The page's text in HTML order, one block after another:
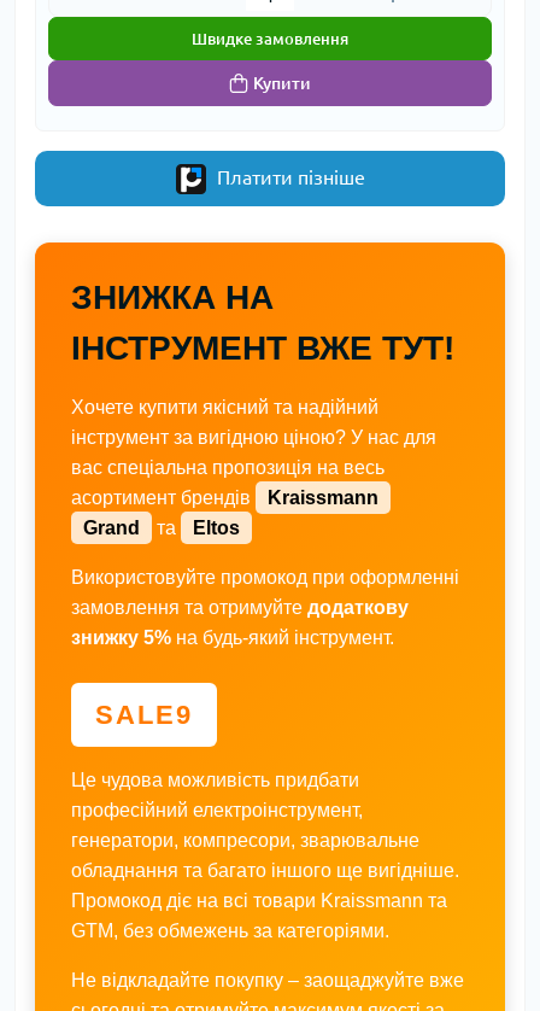
Купити
Швидке замовлення
Платити пізніше
ЗНИЖКА НА
ІНСТРУМЕНТ ВЖЕ ТУТ!
Хочете купити якісний та надійний
інструмент за вигідною ціною? У нас для
вас спеціальна пропозиція на весь
асортимент брендів
Kraissmann
Grand
та Eltos
Використовуйте промокод при оформленні
замовлення та отримуйте додаткову
знижку 5% на будь-який інструмент.
SALE9
Це чудова можливість придбати
професійний електроінструмент,
генератори, компресори, зварювальне
обладнання та багато іншого ще вигідніше.
Промокод діє на всі товари Kraissmann та
GTM, без обмежень за категоріями.
Не відкладайте покупку – заощаджуйте вже